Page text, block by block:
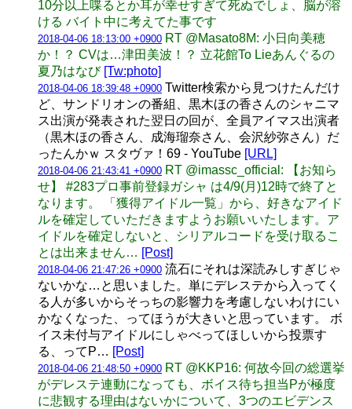
10分以上喋るとか耳が幸せすぎて死ぬでしょ、脳が溶
ける バイト中に考えてた事です
2018-04-06 18:13:00 +0900 RT @Masato8M: 小日向美穂
か！？ CVは…津田美波！？ 立花館To Lieあんぐるの
夏乃はなび [Tw:photo]
2018-04-06 18:39:48 +0900 Twitter検索から見つけたんだけ
ど、サンドリオンの番組、黒木ほの香さんのシャニマ
ス出演が発表された翌日の回が、全員アイマス出演者
（黒木ほの香さん、成海瑠奈さん、会沢紗弥さん）だ
ったんかｗ スタヴァ！69 - YouTube [URL]
2018-04-06 21:43:41 +0900 RT @imassc_official: 【お知ら
せ】 #283プロ事前登録ガシャ は4/9(月)12時で終了と
なります。 「獲得アイドル一覧」から、好きなアイド
ルを確定していただきますようお願いいたします。ア
イドルを確定しないと、シリアルコードを受け取るこ
とは出来ません… [Post]
2018-04-06 21:47:26 +0900 流石にそれは深読みしすぎじゃ
ないかな…と思いました。単にデレステから入ってく
る人が多いからそっちの影響力を考慮しないわけにい
かなくなった、ってほうが大きいと思っています。 ボ
イス未付与アイドルにしゃべってほしいから投票す
る、ってP… [Post]
2018-04-06 21:48:50 +0900 RT @KKP16: 何故今回の総選挙
がデレステ連動になっても、ボイス待ち担当Pが極度
に悲観する理由はないかについて、3つのエビデンス